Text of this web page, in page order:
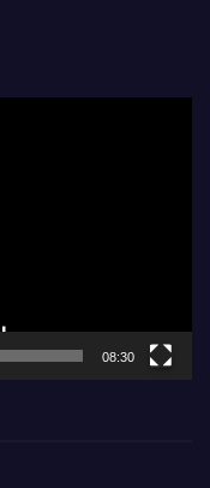
08:30